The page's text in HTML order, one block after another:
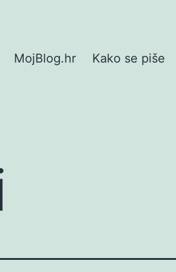
MojBlog.hr Kako se piše